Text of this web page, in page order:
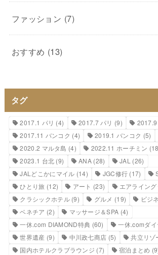
ファッション (7)
おすすめ (13)
タグ
2017.1 パリ (4) 2017.7 パリ (9) 2017.9
2017.11 バンコク (4) 2019.1 バンコク (5)
2020.2 マルタ島 (4) 2022.11 ホーチミン
2023.1 台北 (9) ANA(28) JAL (26)
JALどこかにマイル (14) JGC修行 (17)
ひとり旅 (12) アート (23) エアライン
クラシックホテル(9) グルメ (19) ビジ
ベネチア (2) マッサージ＆SPA (4)
一休.com DIAMOND特典 (60) 一休.comダ
世界遺産 (9) 中川政七商店 (5) 共立リゾ
国内ホテルクラブラウンジ (7) 宿泊まとめ